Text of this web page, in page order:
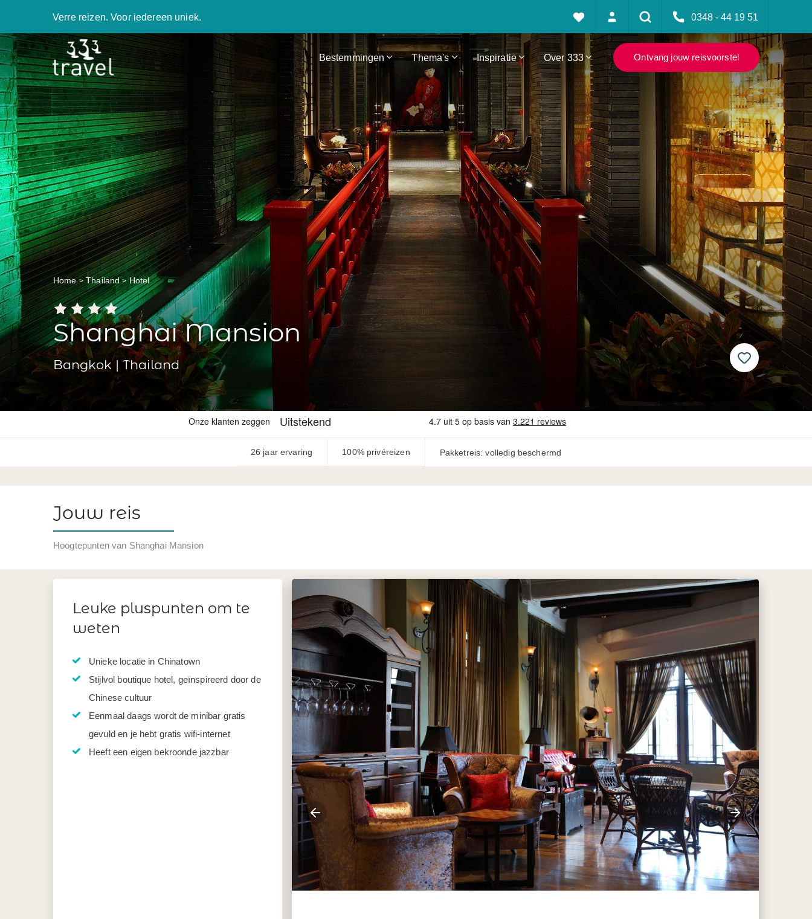
Verre reizen. Voor iedereen uniek. 0348 - 44 19 51
Bestemmingen Thema's Inspiratie Over 333 Ontvang jouw reisvoorstel
Home Thailand Hotel
Shanghai Mansion
Bangkok | Thailand
26 jaar ervaring 100% privéreizen Pakketreis: volledig beschermd
Jouw reis
Hoogtepunten van Shanghai Mansion
Leuke pluspunten om te
weten
Unieke locatie in Chinatown
Stijlvol boutique hotel, geïnspireerd door de
Chinese cultuur
Eenmaal daags wordt de minibar gratis
gevuld en je hebt gratis wifi-internet
Heeft een eigen bekroonde jazzbar